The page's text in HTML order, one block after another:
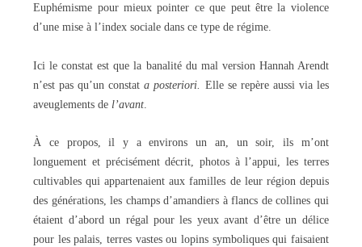
Euphémisme pour mieux pointer ce que peut être la violence
d’une mise à l’index sociale dans ce type de régime.
Ici le constat est que la banalité du mal version Hannah Arendt
n’est pas qu’un constata posteriori.
Elle se repère aussi via les
aveuglements de l’avant
À ce propos, il y a environs un an, un soir, ils m’ont
longuement et précisément décrit, photos à l’appui, les terres
cultivables qui appartenaient aux familles de leur région depuis
des générations, les champs d’amandiers à flancs de collines qui
étaient d’abord un régal pour les yeux avant d’être un délice
pour les palais, terres vastes ou lopins symboliques qui faisaient